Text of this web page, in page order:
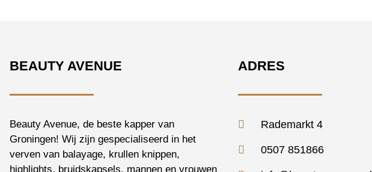
BEAUTY AVENUE
Beauty Avenue, de beste kapper van
Groningen! Wij zijn gespecialiseerd in het
verven van balayage, krullen knippen,
highlights, bruidskapsels, mannen en vrouwen
ADRES
Rademarkt 4
0507 851866